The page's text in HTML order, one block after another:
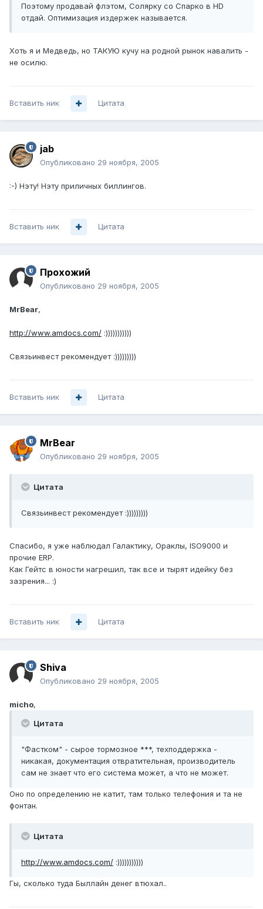
Поэтому продавай флэтом, Солярку со Спарко в HD
отдай. Оптимизация издержек называется.
Хоть я и Медведь, но ТАКУЮ кучу на родной рынок навалить -
не осилю.
Вставить ник Цитата
jab
Опубликовано 29 ноября, 2005
:-) Нэту! Нэту приличных биллингов.
Вставить ник Цитата
Прохожий
Опубликовано 29 ноября, 2005
MrBear,
http://www.amdocs.com/ :)))))))))))
Связьинвест рекомендует :)))))))))
Вставить ник Цитата
MrBear
Опубликовано 29 ноября, 2005
Цитата
Связьинвест рекомендует :)))))))))
Спасибо, я уже наблюдал Галактику, Ораклы, ISO9000 и
прочие ERP.
Как Гейтс в юности нагрешил, так все и тырят идейку без
зазрения... :)
Вставить ник Цитата
Shiva
Опубликовано 29 ноября, 2005
micho,
Цитата
"Фастком" - сырое тормозное ***, техподдержка -
никакая, документация отвратительная, производитель
сам не знает что его система может, а что не может.
Оно по определению не катит, там только телефония и та не
фонтан.
Цитата
http://www.amdocs.com/ :)))))))))))
Гы, сколько туда Быллайн денег втюхал..